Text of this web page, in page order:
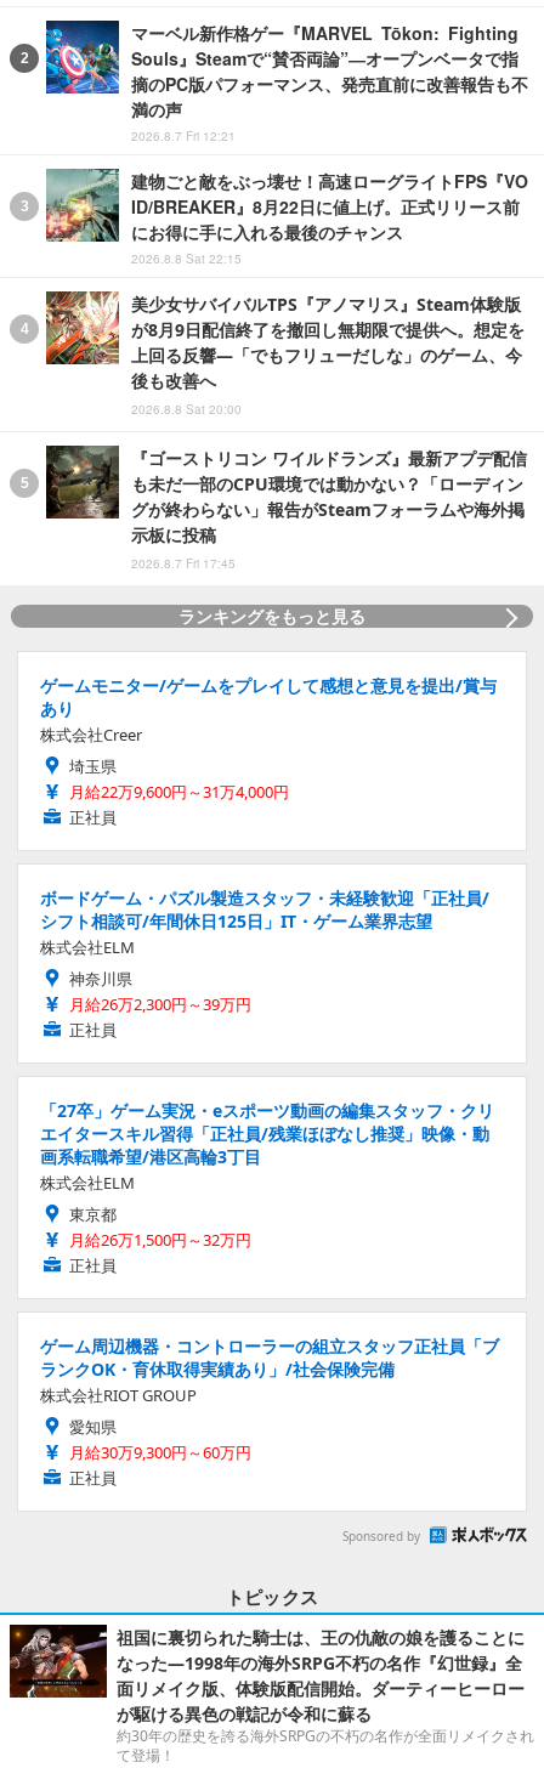
マーベル新作格ゲー『MARVEL Tōkon: Fighting
Souls』Steamで“賛否両論”―オープンベータで指
摘のPC版パフォーマンス、発売直前に改善報告も不
満の声
2026.8.7 Fri 12:21
建物ごと敵をぶっ壊せ！高速ローグライトFPS『VO
ID/BREAKER』8月22日に値上げ。正式リリース前
にお得に手に入れる最後のチャンス
2026.8.8 Sat 22:15
美少女サバイバルTPS『アノマリス』Steam体験版
が8月9日配信終了を撤回し無期限で提供へ。想定を
上回る反響―「でもフリューだしな」のゲーム、今
後も改善へ
2026.8.8 Sat 20:00
『ゴーストリコン ワイルドランズ』最新アプデ配信
も未だ一部のCPU環境では動かない？「ローディン
グが終わらない」報告がSteamフォーラムや海外掲
示板に投稿
2026.8.7 Fri 17:45
ランキングをもっと見る
ゲームモニター/ゲームをプレイして感想と意見を提出/賞与
あり
株式会社Creer
埼玉県
月給22万9,600円～31万4,000円
正社員
ボードゲーム・パズル製造スタッフ・未経験歓迎「正社員/
シフト相談可/年間休日125日」IT・ゲーム業界志望
株式会社ELM
神奈川県
月給26万2,300円～39万円
正社員
「27卒」ゲーム実況・eスポーツ動画の編集スタッフ・クリ
エイタースキル習得「正社員/残業ほぼなし推奨」映像・動
画系転職希望/港区高輪3丁目
株式会社ELM
東京都
月給26万1,500円～32万円
正社員
ゲーム周辺機器・コントローラーの組立スタッフ正社員「ブ
ランクOK・育休取得実績あり」/社会保険完備
株式会社RIOT GROUP
愛知県
月給30万9,300円～60万円
正社員
Sponsored by
トピックス
祖国に裏切られた騎士は、王の仇敵の娘を護ることに
なった―1998年の海外SRPG不朽の名作『幻世録』全
面リメイク版、体験版配信開始。ダーティーヒーロー
が駆ける異色の戦記が令和に蘇る
約30年の歴史を誇る海外SRPGの不朽の名作が全面リメイクされ
て登場！